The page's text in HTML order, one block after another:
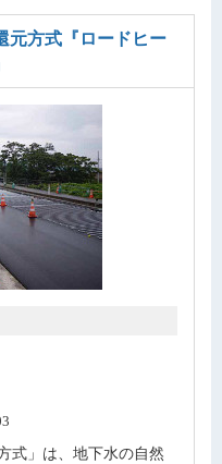
元方式 『ロードヒー
式」は、地下水の自然